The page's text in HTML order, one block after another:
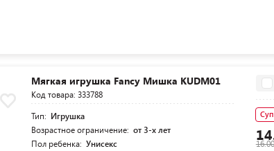
Мягкая игрушка Fancy Мишка KUDM01
Код товара: 333788
Тип: Игрушка
Возрастное ограничение: от 3-х лет
Пол ребенка: Унисекс